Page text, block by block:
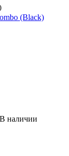
(Black)
В наличии